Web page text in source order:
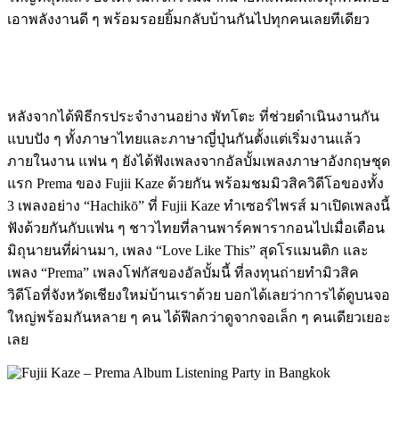
เอาพลังงานดี ๆ พร้อมรอยยิ้มกลับบ้านกันไปทุกคนเลยทีเดียว
หลังจากได้พิธีกรประจำงานอย่าง พัทโตะ ที่ช่วยดำเนินงานกัน
แบบปัง ๆ ทั้งภาษาไทยและภาษาญี่ปุ่นกันตั้งแต่เริ่มงานแล้ว
ภายในงาน แฟน ๆ ยังได้ฟังเพลงจากอัลบั้มเพลงภาษาอังกฤษชุด
แรก Prema ของ Fujii Kaze ด้วยกัน พร้อมชมมิวสิควิดีโอของทั้ง
3 เพลงอย่าง “Hachikō” ที่ Fujii Kaze ทำเซอร์ไพรส์ มาเปิดเพลงนี้
ฟังด้วยกันกับแฟน ๆ ชาวไทยที่ลานพาร์คพารากอนไปเมื่อเดือน
มิถุนายนที่ผ่านมา, เพลง “Love Like This” สุดโรแมนติก และ
เพลง “Prema” เพลงโฟกัสของอัลบั้มนี้ ที่ลงทุนถ่ายทำมิวสิค
วิดีโอที่จังหวัดเชียงใหม่บ้านเราด้วย บอกได้เลยว่าการได้ดูบนจอ
ใหญ่พร้อมกันหลาย ๆ คน ได้ฟีลกว่าดูจากจอเล็ก ๆ คนเดียวเยอะ
เลย